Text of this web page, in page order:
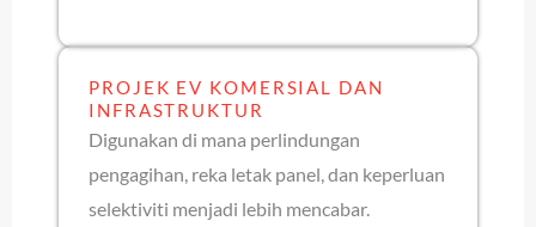
PROJEK EV KOMERSIAL DAN
INFRASTRUKTUR
Digunakan di mana perlindungan
pengagihan, reka letak panel, dan keperluan
selektiviti menjadi lebih mencabar.